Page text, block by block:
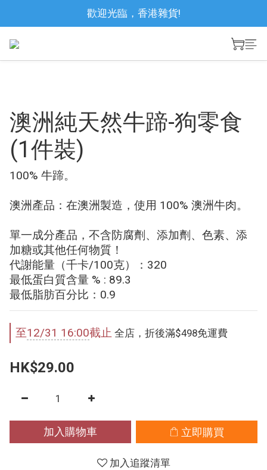
歡迎光臨，香港雜貨!
澳洲純天然牛蹄-狗零食
(1件裝)
100% 牛蹄。
澳洲產品：在澳洲製造，使用 100% 澳洲牛肉。
單一成分產品，不含防腐劑、添加劑、色素、添
加糖或其他任何物質！
代謝能量（千卡/100克）：320
最低蛋白質含量 % : 89.3
最低脂肪百分比：0.9
至12/31 16:00截止 全店，折後滿$498免運費
HK$29.00
加入購物車 立即購買
加入追蹤清單